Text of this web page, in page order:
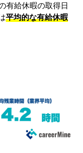
有給休暇の取得日
平均的な有給休暇